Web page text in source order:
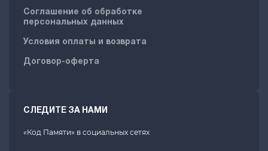
Соглашение об обработке
персональных данных
Условия оплаты и возврата
Договор-оферта
СЛЕДИТЕ ЗА НАМИ
«Код Памяти» в социальных сетях